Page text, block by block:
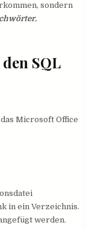
sondern
SQL
Microsoft Office
in ein Verzeichnis.
werden.